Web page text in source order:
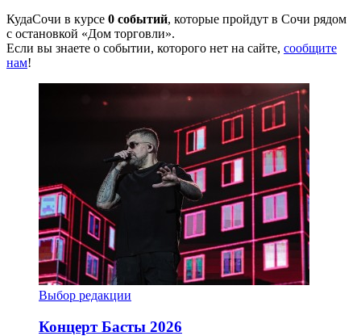
КудаСочи в курсе 0 событий, которые пройдут в Сочи рядом
с остановкой «Дом торговли».
Если вы знаете о событии, которого нет на сайте, сообщите
нам!
Выбор редакции
Концерт Басты 2026